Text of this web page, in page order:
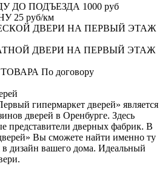
ДО ПОДЪЕЗДА 1000 руб
25 руб/км
ДВЕРИ НА ПЕРВЫЙ ЭТАЖ
ДВЕРИ НА ПЕРВЫЙ ЭТАЖ
По договору
гипермаркет дверей» является
дверей в Оренбурге. Здесь
представители дверных фабрик. В
Вы сможете найти именно ту
в дизайн вашего дома. Идеальный